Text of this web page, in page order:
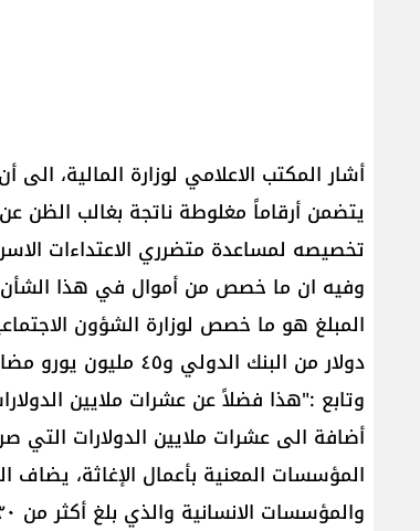
أشار المكتب الاعلامي ل​وزارة المالية​،
يتضمن أرقاماً مغلوطة ناتجة بغالب الظن
تخصيصه لمساعدة متضرري الاعتداءات
دولار من ​البنك الدولي​ و٤٥ مليون يورو مضافاً اليها ٣٢ مليوناً آخر من الاتحاد الاوروبي للوزارة نفسها".
وتابع :"هذا فضلاً عن عشرات ملايين
أضافة الى عشرات ملايين الدولارات التي
المؤسسات المعنية بأعمال الإغاثة،
والمؤسسات الانسانية والذي بلغ أكثر من ١٣٠ مليون دولاراً".